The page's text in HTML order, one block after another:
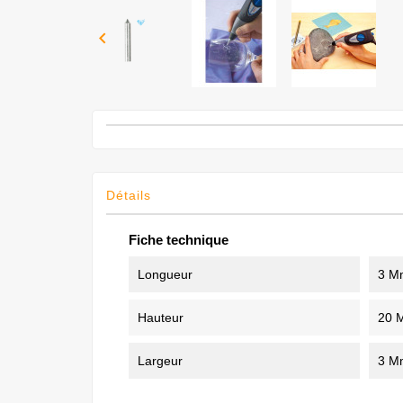

Détails
Fiche technique
Longueur 3
Hauteur 20
Largeur 3